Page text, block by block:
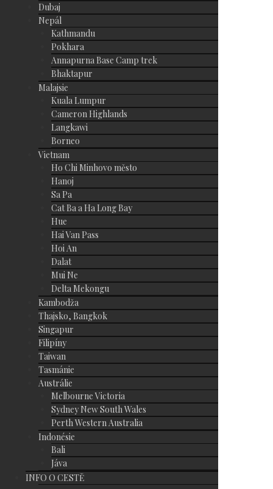
Dubaj
Nepál
Kathmandu
Pokhara
Annapurna Base Camp trek
Bhaktapur
Malajsie
Kuala Lumpur
Cameron Highlands
Langkawi
Borneo
Vietnam
Ho Chi Minhovo město
Hanoj
Sa Pa
Cat Ba a Ha Long Bay
Hue
Hai Van Pass
Hoi An
Dalat
Mui Ne
Delta Mekongu
Kambodža
Thajsko, Bangkok
Singapur
Filipíny
Taiwan
Tasmánie
Austrálie
Melbourne Victoria
Sydney New South Wales
Perth Western Australia
Indonésie
Bali
Jáva
INFO O CESTĚ